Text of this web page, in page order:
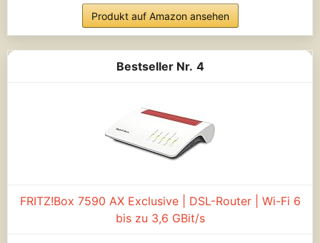
Produkt auf Amazon ansehen
4
FRITZ!Box 7590 AX Exclusive | DSL-Router | Wi-Fi 6
bis zu 3,6 GBit/s